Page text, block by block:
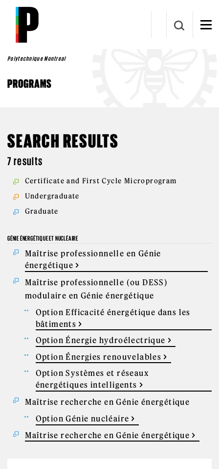
Skip to main content
Polytechnique Montreal
PROGRAMS
SEARCH RESULTS
7 results
Certificate and First Cycle Microprogram
Undergraduate
Graduate
GÉNIE ÉNERGÉTIQUE ET NUCLÉAIRE
Maîtrise professionnelle en Génie
énergétique
Maîtrise professionnelle (ou DESS)
modulaire en Génie énergétique
Option Efficacité énergétique dans les
bâtiments
Option Énergie hydroélectrique
Option Énergies renouvelables
Option Systèmes et réseaux
énergétiques intelligents
Maîtrise recherche en Génie énergétique
Option Génie nucléaire
Maîtrise recherche en Génie énergétique